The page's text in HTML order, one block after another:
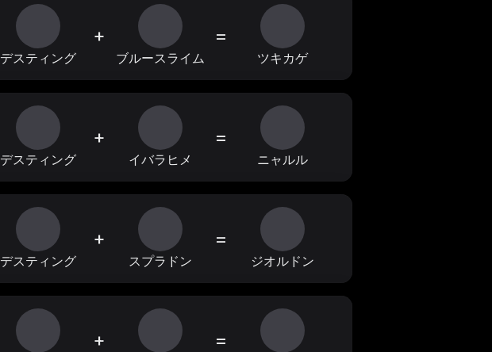
デスティング
+
ブルースライム
=
ツキカゲ
デスティング
+
イバラヒメ
=
ニャルル
デスティング
+
スプラドン
=
ジオルドン
+ =